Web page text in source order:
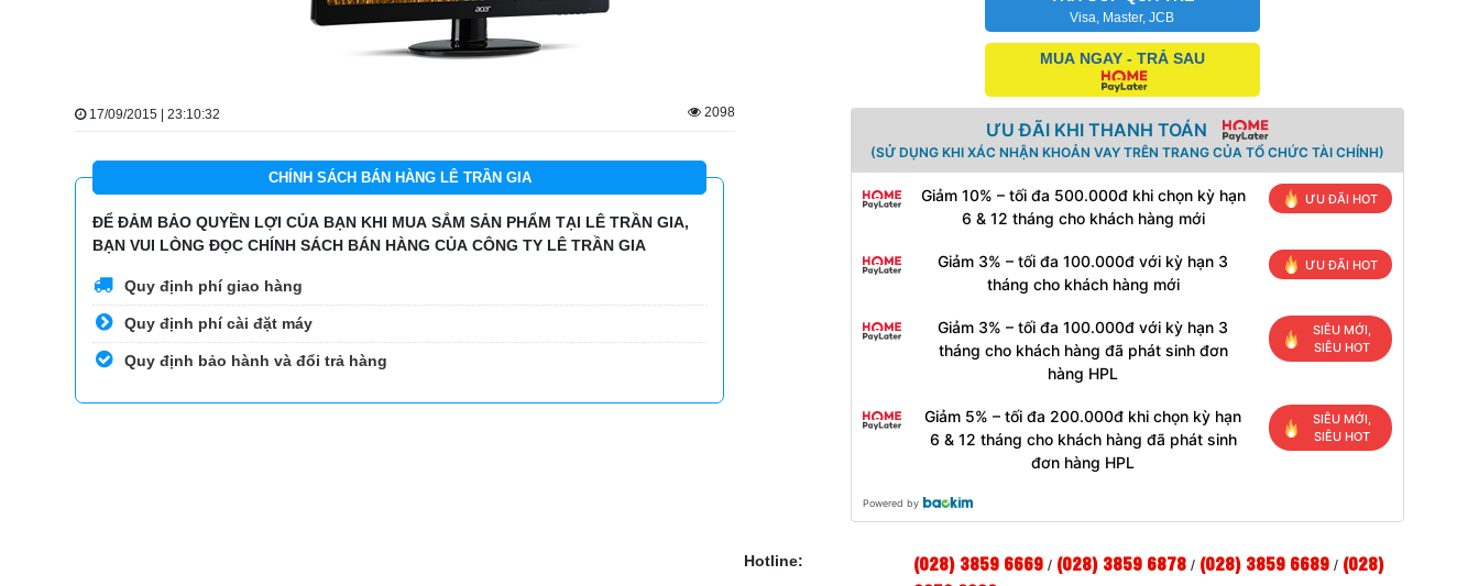
17/09/2015 | 23:10:32 2098
CHÍNH SÁCH BÁN HÀNG LÊ TRẦN GIA
ĐỂ ĐẢM BẢO QUYỀN LỢI CỦA BẠN KHI MUA SẮM SẢN PHẨM TẠI LÊ TRẦN GIA,
BẠN VUI LÒNG ĐỌC CHÍNH SÁCH BÁN HÀNG CỦA CÔNG TY LÊ TRẦN GIA
Quy định phí giao hàng
Quy định phí cài đặt máy
Quy định bảo hành và đổi trả hàng
Visa, Master, JCB
MUA NGAY - TRẢ SAU
ƯU ĐÃI KHI THANH TOÁN
(SỬ DỤNG KHI XÁC NHẬN KHOẢN VAY TRÊN TRANG CỦA TỔ CHỨC TÀI CHÍNH)
Giảm 10% – tối đa 500.000đ khi chọn kỳ hạn
6 & 12 tháng cho khách hàng mới
ƯU ĐÃI HOT
Giảm 3% – tối đa 100.000đ với kỳ hạn 3
tháng cho khách hàng mới
ƯU ĐÃI HOT
Giảm 3% – tối đa 100.000đ với kỳ hạn 3
tháng cho khách hàng đã phát sinh đơn
hàng HPL
SIÊU MỚI,
SIÊU HOT
Giảm 5% – tối đa 200.000đ khi chọn kỳ hạn
6 & 12 tháng cho khách hàng đã phát sinh
đơn hàng HPL
SIÊU MỚI,
SIÊU HOT
Powered by
Hotline: (028) 3859 6669 / (028) 3859 6878 / (028) 3859 6689 / (028)